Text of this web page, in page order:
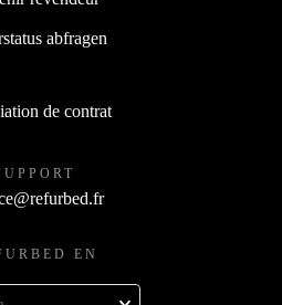
abfragen
de contrat
EN